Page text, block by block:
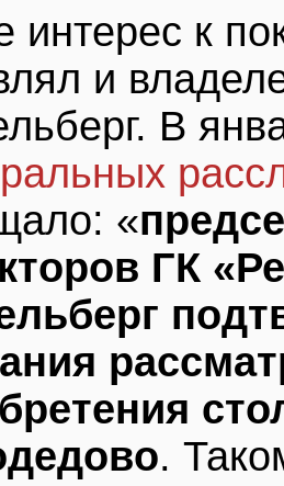
интерес к
и
В
«
ГК
.